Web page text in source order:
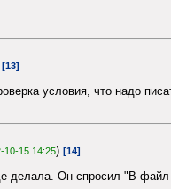
[13]
условия, что надо
10-15 14:25) [14]
делала. Он спросил "В файл